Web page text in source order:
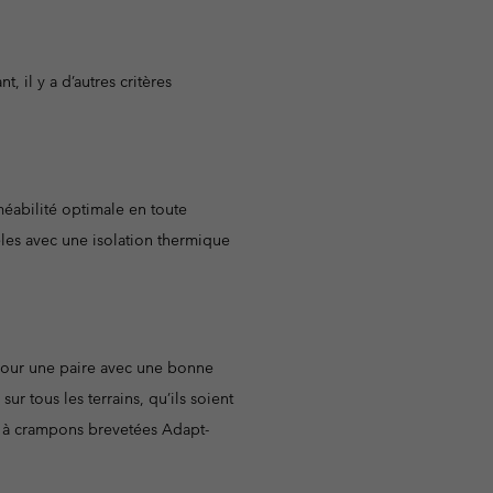
il y a d’autres critères
optimale en toute
avec une isolation thermique
une paire avec une bonne
tous les terrains, qu’ils soient
crampons brevetées Adapt-